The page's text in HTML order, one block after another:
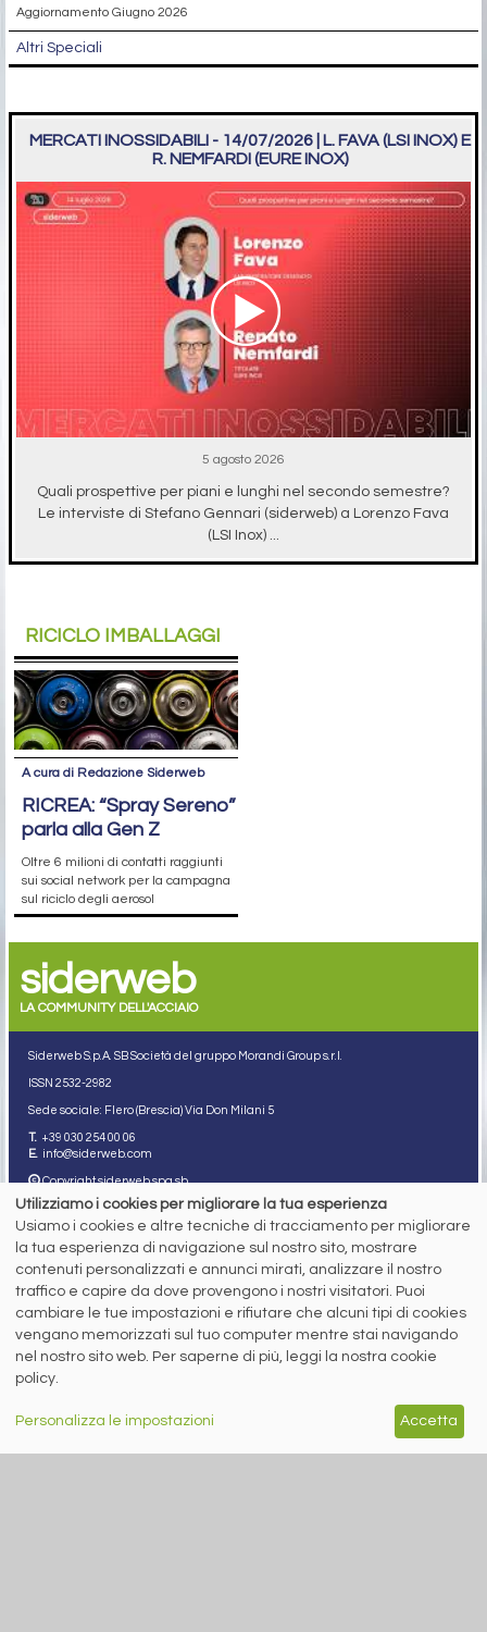
Aggiornamento Giugno 2026
Altri Speciali
MERCATI INOSSIDABILI - 14/07/2026 | L. FAVA (LSI INOX) E
R. NEMFARDI (EURE INOX)
5 agosto 2026
Quali prospettive per piani e lunghi nel secondo semestre?
Le interviste di Stefano Gennari (siderweb) a Lorenzo Fava
(LSI Inox) ...
RICICLO IMBALLAGGI
A cura di Redazione Siderweb
RICREA: “Spray Sereno”
parla alla Gen Z
Oltre 6 milioni di contatti raggiunti
sui social network per la campagna
sul riciclo degli aerosol
siderweb
LA COMMUNITY DELL'ACCIAIO
Siderweb S.p.A. SB Società del gruppo Morandi Group s.r.l.
ISSN 2532-2982
Sede sociale: Flero (Brescia) Via Don Milani 5
T. +39 030 254 00 06
E. info@siderweb.com
Copyright siderweb spa sb
Tutti i diritti sono riservati
Privacy policy
Cookie policy
Digital Services Act Policy
MENU
NEWS
PREZZI ITALIA
MERCATI
ABBONAMENTI
SEGUICI SUI NOSTRI
SOCIAL NETWORK
Utilizziamo i cookies per migliorare la tua esperienza
Usiamo i cookies e altre tecniche di tracciamento per migliorare
la tua esperienza di navigazione sul nostro sito, mostrare
contenuti personalizzati e annunci mirati, analizzare il nostro
traffico e capire da dove provengono i nostri visitatori. Puoi
cambiare le tue impostazioni e rifiutare che alcuni tipi di cookies
vengano memorizzati sul tuo computer mentre stai navigando
nel nostro sito web. Per saperne di più, leggi la nostra cookie
policy.
Personalizza le impostazioni Accetta